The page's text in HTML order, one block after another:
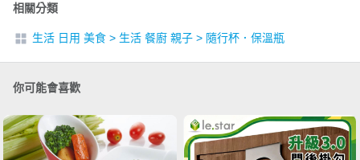
相關分類
生活 日用 美食 > 生活 餐廚 親子 > 隨行杯．保溫瓶
你可能會喜歡